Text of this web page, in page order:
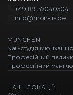
+49 89 37040504
info@mon-lis.de
MÜNCHEN
Nail-студія Мюнхен
Професійний
Професійний
НАШІ ЛОКАЦІЇ: